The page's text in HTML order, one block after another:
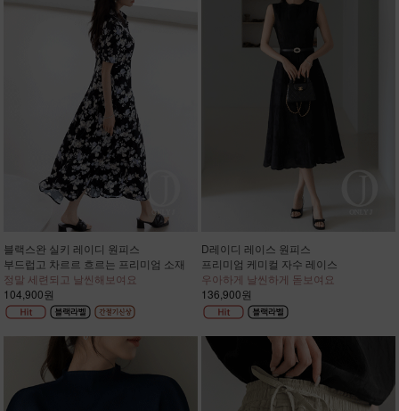
블랙스완 실키 레이디 원피스
부드럽고 차르르 흐르는 프리미엄 소재
정말 세련되고 날씬해보여요
104,900원
D레이디 레이스 원피스
프리미엄 케미컬 자수 레이스
우아하게 날씬하게 돋보여요
136,900원